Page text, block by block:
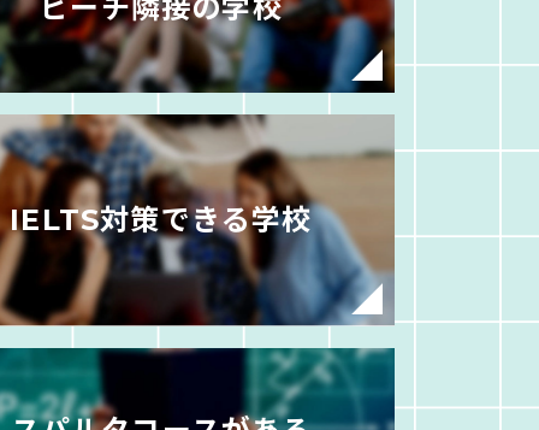
ビーチ隣接の学校
IELTS対策できる学校